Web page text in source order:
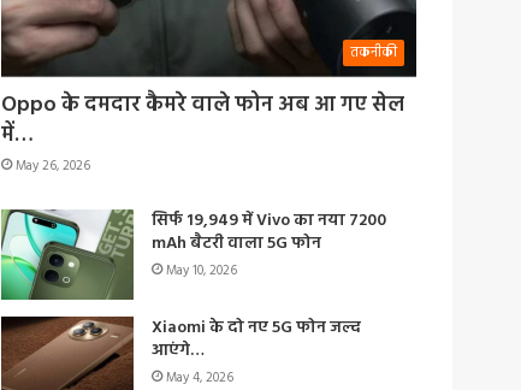
तकनीकी
Oppo के दमदार कैमरे वाले फोन अब आ गए सेल
में…
May 26, 2026
सिर्फ 19,949 में Vivo का नया 7200
mAh बैटरी वाला 5G फोन
May 10, 2026
Xiaomi के दो नए 5G फोन जल्द
आएंगे…
May 4, 2026